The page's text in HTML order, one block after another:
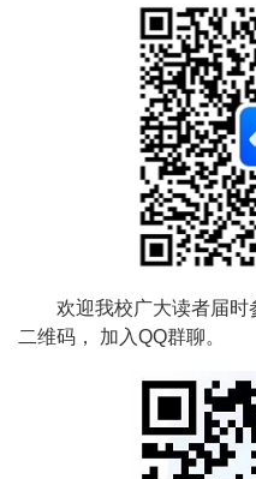
欢迎我校广大读者届
二维码， 加入QQ群聊。